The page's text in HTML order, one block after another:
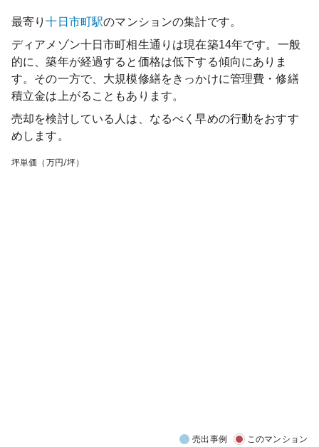
最寄り十日市町駅のマンションの集計です。
ディアメゾン十日市町相生通り は現在築14年です。一般
的に、築年が経過すると価格は低下する傾向にありま
す。その一方で、大規模修繕をきっかけに管理費・修繕
積立金は上がることもあります。
売却を検討している人は、なるべく早めの行動をおすす
めします。
坪単価（万円/坪）
売出事例 このマンション